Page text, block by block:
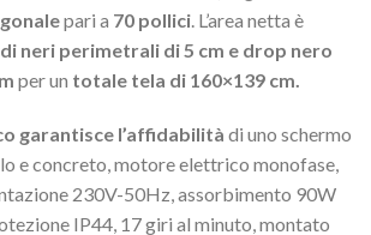
pari a 70 pollici . L’area netta è
neri perimetrali di 5 cm e drop nero
per un totale tela di 160×139 cm.
garantisce l’affidabilità di uno schermo
e concreto, motore elettrico monofase,
230V-50Hz, assorbimento 90W
IP44, 17 giri al minuto, montato